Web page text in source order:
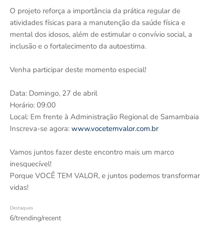
O projeto reforça a importância da prática regular de
atividades físicas para a manutenção da saúde física e
mental dos idosos, além de estimular o convívio social, a
inclusão e o fortalecimento da autoestima.
Venha participar deste momento especial!
Data: Domingo, 27 de abril
Horário: 09:00
Local: Em frente à Administração Regional de Samambaia
Inscreva-se agora: www.vocetemvalor.com.br
Vamos juntos fazer deste encontro mais um marco
inesquecível!
Porque VOCÊ TEM VALOR, e juntos podemos transformar
vidas!
Destaques
6/trending/recent